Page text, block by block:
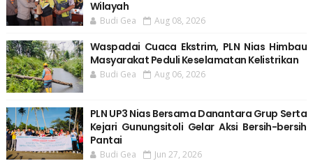
Wilayah
Budi Gea Aug 08, 2026
Waspadai Cuaca Ekstrim, PLN Nias Himbau
Masyarakat Peduli Keselamatan Kelistrikan
Budi Gea Aug 06, 2026
PLN UP3 Nias Bersama Danantara Grup Serta
Kejari Gunungsitoli Gelar Aksi Bersih-bersih
Pantai
Budi Gea Jun 27, 2026